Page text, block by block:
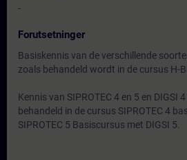
-
Forutsetninger
Basiskennis van de verschillende
zoals behandeld wordt in de cursus H-
Kennis van SIPROTEC 4 en 5 en DIGSI
behandeld in de cursus SIPROTEC 4
SIPROTEC 5 Basiscursus met DIGSI 5.